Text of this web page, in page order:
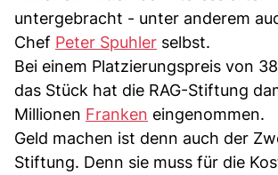
untergebracht - unter anderem
Chef Peter Spuhler selbst.
Bei einem Platzierungspreis von
das Stück hat die RAG-Stiftung
Millionen Franken eingenommen.
Geld machen ist denn auch der
Stiftung. Denn sie muss für die